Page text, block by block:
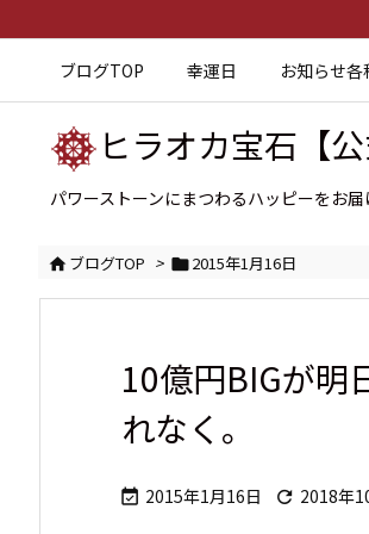
ブログTOP 幸運日 お知らせ各
ヒラオカ宝石【公
パワーストーンにまつわるハッピーをお
ブログTOP > 2015年1月16日
10億円BIGが明
れなく。
 2015年1月16日  2018年